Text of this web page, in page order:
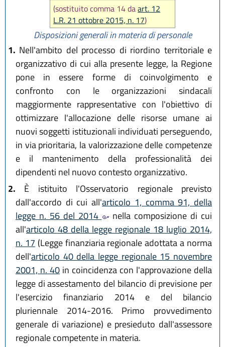
(sostituito comma 14 daart. 12
L.R. 21 ottobre 2015, n. 17)
Disposizioni generali in materia di personale
1. Nell'ambito del processo di riordino territoriale e
organizzativo di cui alla presente legge, la Regione
pone in essere forme di coinvolgimento e
confronto con le organizzazioni sindacali
maggiormente rappresentative con l'obiettivo di
ottimizzare l'allocazione delle risorse umane ai
nuovi soggetti istituzionali individuati perseguendo,
in via prioritaria, la valorizzazione delle competenze
e il mantenimento della professionalità dei
dipendenti nel nuovo contesto organizzativo.
2. È istituito l'Osservatorio regionale previsto
dall'accordo di cui all'articolo 1, comma 91, della
legge n. 56 del 2014
nella composizione di cui
all'articolo 48 della legge regionale 18 luglio 2014,
n. 17 (Legge finanziaria regionale adottata a norma
dell'articolo 40 della legge regionale 15 novembre
2001, n. 40 in coincidenza con l'approvazione della
legge di assestamento del bilancio di previsione per
l'esercizio finanziario 2014 e del bilancio
pluriennale 2014-2016. Primo provvedimento
generale di variazione) e presieduto dall'assessore
regionale competente in materia.